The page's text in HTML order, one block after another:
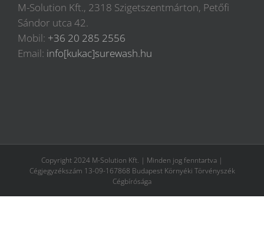
M-Solution Kft., 2318 Szigetszentmárton, Petőfi
Sándor utca 42.
Mobil: +36 20 285 2556
Email: info[kukac]surewash.hu
Copyright 2024 M-Solution Kft. | Minden jog fenntartva |
Cégjegyzékszám 13-09-167868 Budapest Környéki Törvényszék
Cégbírósága